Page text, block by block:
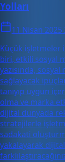
Yolları
11 Nisan 2025
Küçük işletmeler
biri, etkili sosyal
yazısında,
sağlayacak
tanıyıp uygun
olma ve marka
dijital dünyada
stratejilerle
sadakati
yakalayarak